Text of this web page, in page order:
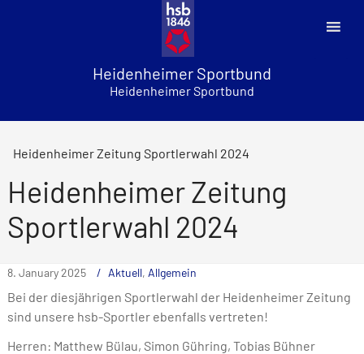
Heidenheimer Sportbund
Heidenheimer Sportbund
Heidenheimer Zeitung Sportlerwahl 2024
Heidenheimer Zeitung
Sportlerwahl 2024
8. January 2025 Aktuell, Allgemein
Bei der diesjährigen Sportlerwahl der Heidenheimer Zeitung
sind unsere hsb-Sportler ebenfalls vertreten!
Herren: Matthew Bülau, Simon Gühring, Tobias Bühner